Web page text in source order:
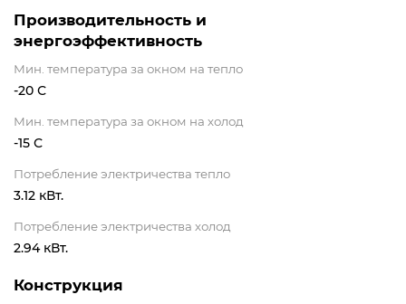
Производительность и
энергоэффективность
Мин. температура за окном на тепло
-20 С
Мин. температура за окном на холод
-15 С
Потребление электричества тепло
3.12 кВт.
Потребление электричества холод
2.94 кВт.
Конструкция